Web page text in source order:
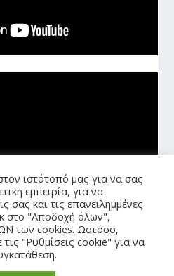
ιστότοπό μας για να σας
εμπειρία, για να
σας και τις επανειλημμένες
στο "Αποδοχή όλων",
των cookies. Ωστόσο,
τις "Ρυθμίσεις cookie" για να